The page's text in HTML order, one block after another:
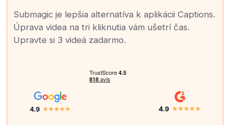
Submagic je lepšia alternatíva k aplikácii Captions.
Úprava videa na tri kliknutia vám ušetrí čas.
Upravte si 3 videá zadarmo.